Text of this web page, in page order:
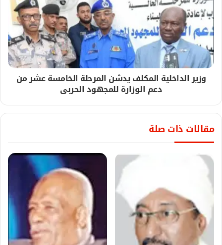
وزير الداخلية المكلف يدشن المرحلة الخامسة عشر من
دعم الوزارة للمجهود الحربى
مقالات ذات صلة